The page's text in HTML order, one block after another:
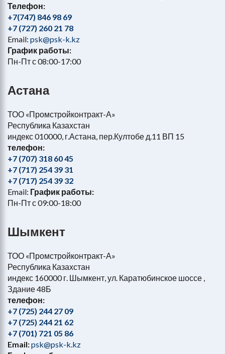
Телефон:
+7(747) 846 98 69
+7 (727) 260 21 78
Email: psk@psk-k.kz
График работы:
Пн-Пт с 08:00-17:00
Астана
ТОО «Промстройконтракт-А»
Республика Казахстан
индекс 010000, г.Астана, пер.Култобе д.11 ВП 15
телефон:
+7 (707) 318 60 45
+7 (717) 254 39 31
+7 (717) 254 39 32
Email: График работы:
Пн-Пт с 09:00-18:00
Шымкент
ТОО «Промстройконтракт-А»
Республика Казахстан
индекс 160000 г. Шымкент, ул. Каратюбинское шоссе ,
Здание 48Б
телефон:
+7 (725) 244 27 09
+7 (725) 244 21 62
+7 (701) 721 05 86
Email:psk@psk-k.kz